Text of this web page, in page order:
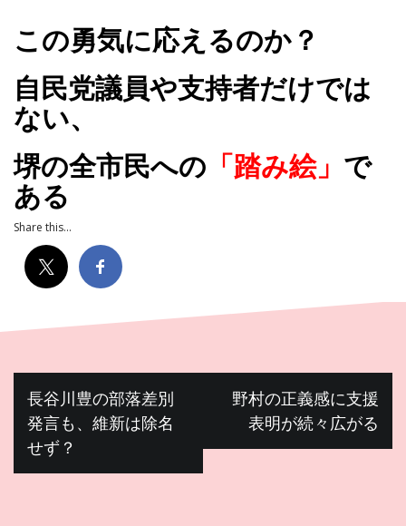
この勇気に応えるのか？
自民党議員や支持者だけでは
ない、
堺の全市民への 「踏み絵」 で
ある
Share this...
投
稿
ナ
ビ
長谷川豊の部落差別
発言も、維新は除名
せず？
野村の正義感に支援
表明が続々広がる